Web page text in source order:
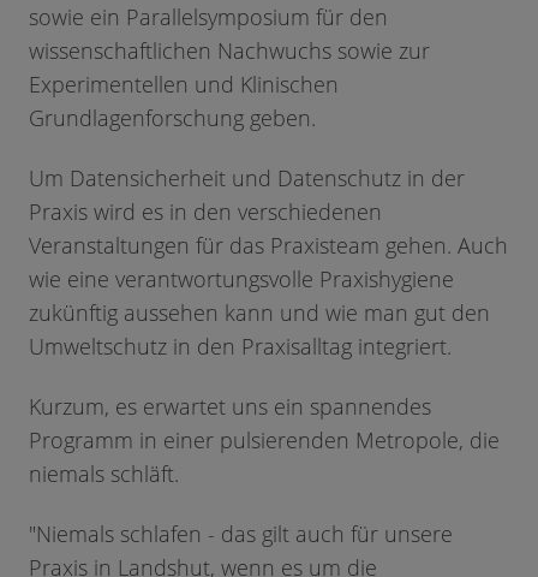
sowie ein Parallelsymposium für den
wissenschaftlichen Nachwuchs sowie zur
Experimentellen und Klinischen
Grundlagenforschung geben.
Um Datensicherheit und Datenschutz in der
Praxis wird es in den verschiedenen
Veranstaltungen für das Praxisteam gehen. Auch
wie eine verantwortungsvolle Praxishygiene
zukünftig aussehen kann und wie man gut den
Umweltschutz in den Praxisalltag integriert.
Kurzum, es erwartet uns ein spannendes
Programm in einer pulsierenden Metropole, die
niemals schläft.
"Niemals schlafen - das gilt auch für unsere
Praxis in Landshut, wenn es um die